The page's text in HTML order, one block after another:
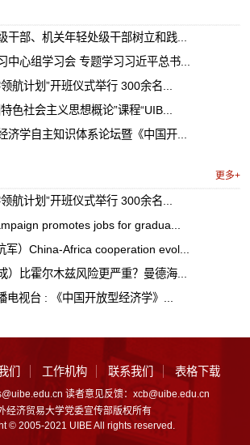
干部、机关年轻处级干部树立和践...
中心组学习会 专题学习习近平总书...
航计划”开班仪式举行 300余名...
色社会主义思想概论”课程“UIB...
济学自主知识体系论坛暨《中国开...
更多+
航计划”开班仪式举行 300余名...
promotes jobs for gradua...
军）China-Africa cooperation evol...
）比霍尔木兹风险更严重？曼德海...
电视台 : 《中国开放型经济学》...
们 工作机构 联系我们 表格下载
读者意见反馈：xcb@uibe.edu.cn
经济贸易大学党委宣传部版权所有
© 2005-2021 UIBE All rights reserved.